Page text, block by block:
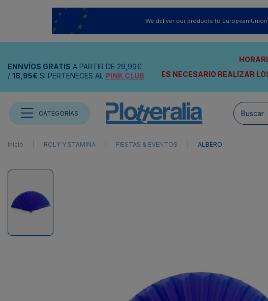
We deliver our products to European
ENNVÍOS GRATIS A PARTIR DE 29,99€
/ 18,95€ SI PERTENECES AL PINK CLUB
ES NECESARIO REALIZAR
CATEGORÍAS
Inicio ROLY Y STAMINA FIESTAS & EVENTOS ALBERO